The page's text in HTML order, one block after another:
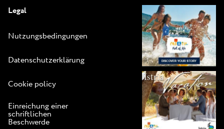
Legal
Nutzungsbedingungen
Datenschutzerklärung
Cookie policy
Einreichung einer
schriftlichen
Beschwerde